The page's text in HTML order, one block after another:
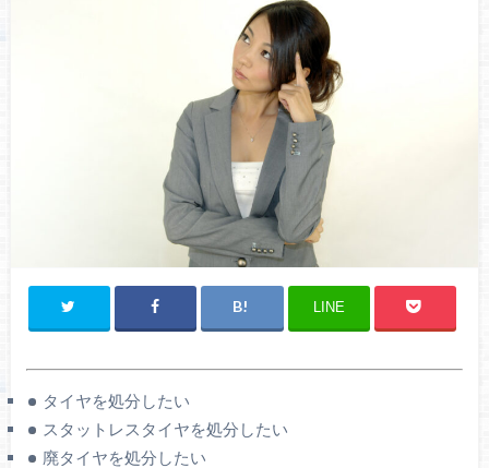
LINE
タイヤを処分したい
スタットレスタイヤを処分したい
廃タイヤを処分したい